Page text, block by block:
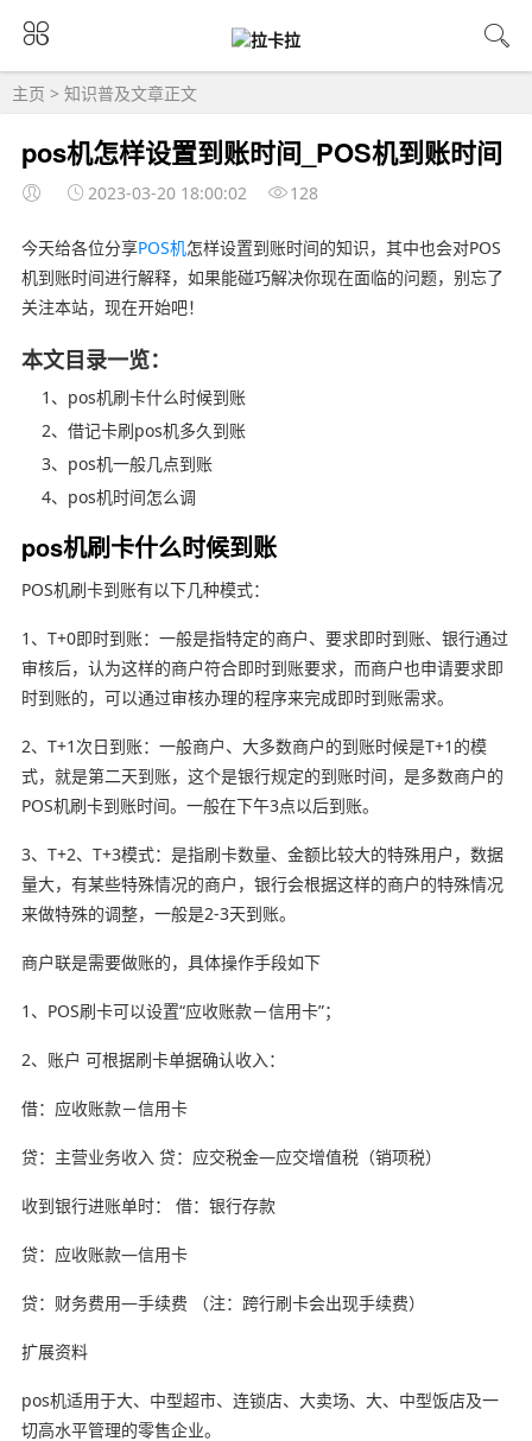
主页 > 知识普及文章正文
pos机怎样设置到账时间_POS机到账时间
2023-03-20 18:00:02 128
今天给各位分享POS机怎样设置到账时间的知识，其中也会对POS
机到账时间进行解释，如果能碰巧解决你现在面临的问题，别忘了
关注本站，现在开始吧！
本文目录一览：
1、pos机刷卡什么时候到账
2、借记卡刷pos机多久到账
3、pos机一般几点到账
4、pos机时间怎么调
pos机刷卡什么时候到账
POS机刷卡到账有以下几种模式：
1、T+0即时到账：一般是指特定的商户、要求即时到账、银行通过
审核后，认为这样的商户符合即时到账要求，而商户也申请要求即
时到账的，可以通过审核办理的程序来完成即时到账需求。
2、T+1次日到账：一般商户、大多数商户的到账时候是T+1的模
式，就是第二天到账，这个是银行规定的到账时间，是多数商户的
POS机刷卡到账时间。一般在下午3点以后到账。
3、T+2、T+3模式：是指刷卡数量、金额比较大的特殊用户，数据
量大，有某些特殊情况的商户，银行会根据这样的商户的特殊情况
来做特殊的调整，一般是2-3天到账。
商户联是需要做账的，具体操作手段如下
1、POS刷卡可以设置“应收账款－信用卡”；
2、账户 可根据刷卡单据确认收入：
借：应收账款－信用卡
贷：主营业务收入 贷：应交税金—应交增值税（销项税）
收到银行进账单时： 借：银行存款
贷：应收账款—信用卡
贷：财务费用—手续费 （注：跨行刷卡会出现手续费）
扩展资料
pos机适用于大、中型超市、连锁店、大卖场、大、中型饭店及一
切高水平管理的零售企业。